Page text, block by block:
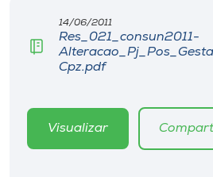
Biblioteca
Rádio
14/06/2011
Res_021_consun2011-
Cpz.pdf
Visualizar